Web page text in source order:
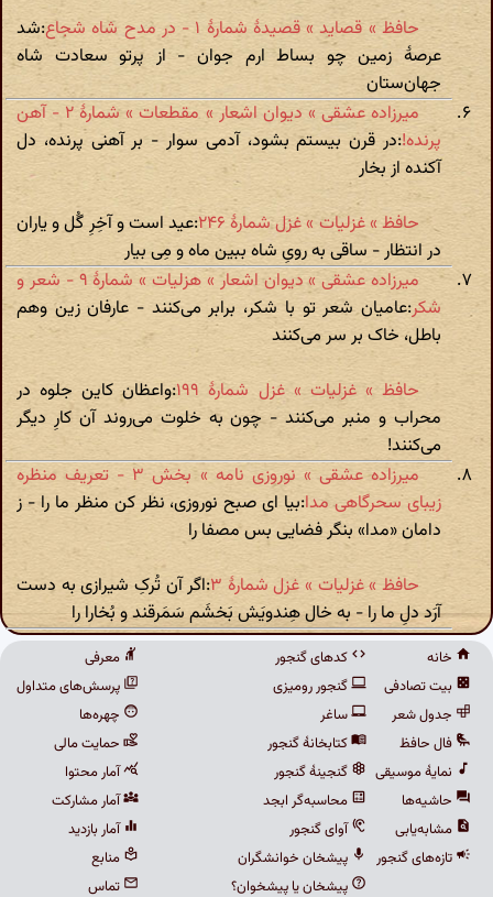
حافظ » قصاید » قصیدهٔ شمارهٔ ۱ - در مدح شاه شجاع
:شد
عرصهٔ زمین چو بساط ارم جوان - از پرتو سعادت شاه
جهان‌ستان
میرزاده عشقی » دیوان اشعار » مقطعات » شمارهٔ ۲ - آهن
پرنده!:در قرن بیستم بشود، آدمی سوار - بر آهنی پرنده، دل
آکنده از بخار
حافظ » غزلیات » غزل شمارهٔ ۲۴۶
:عید است و آخِرِ گُل و یاران
در انتظار - ساقی به رویِ شاه ببین ماه و مِی بیار
میرزاده عشقی » دیوان اشعار » هزلیات » شمارهٔ ۹ - شعر و
شکر:عامیان شعر تو با شکر، برابر می‌کنند - عارفان زین وهم
باطل، خاک بر سر می‌کنند
حافظ » غزلیات » غزل شمارهٔ ۱۹۹
:واعظان کاین جلوه در
محراب و منبر می‌کنند - چون به خلوت می‌روند آن کارِ دیگر
می‌کنند!
میرزاده عشقی » نوروزی نامه » بخش ۳ - تعریف منظره
زیبای سحرگاهی مدا:بیا ای صبح نوروزی، نظر کن منظر ما را - ز
دامان «مدا» بنگر فضایی بس مصفا را
حافظ » غزلیات » غزل شمارهٔ ۳
:اگر آن تُرکِ شیرازی به‌‌ دست‌
آرَد دلِ ما را - به خال هِندویَش بَخشَم سَمَرقند و بُخارا را
خانه
بیت تصادفی
جدول شعر
فال حافظ
نمایهٔ موسیقی
حاشیه‌ها
مشابه‌یابی
تازه‌های گنجور
کدهای گنجور
گنجور رومیزی
ساغر
کتابخانهٔ گنجور
گنجینهٔ گنجور
محاسبه‌گر ابجد
آوای گنجور
پیشخان خوانشگران
پیشخان یا پیشخوان؟
معرفی
پرسش‌های متداول
چهره‌ها
حمایت مالی
آمار محتوا
آمار مشارکت
آمار بازدید
منابع
تماس